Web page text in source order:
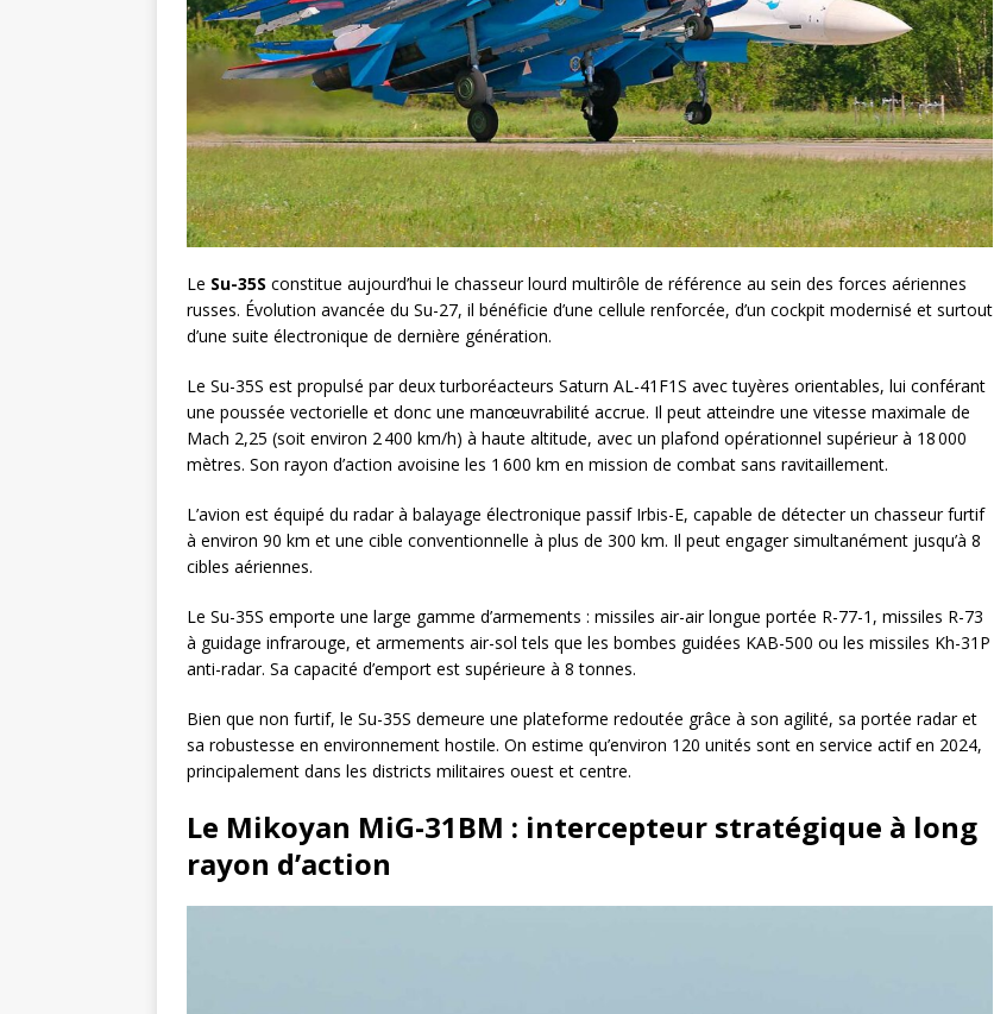
Le Su-35S constitue aujourd’hui le chasseur lourd multirôle de référence au sein des forces aériennes
russes. Évolution avancée du Su-27, il bénéficie d’une cellule renforcée, d’un cockpit modernisé et surtout
d’une suite électronique de dernière génération.
Le Su-35S est propulsé par deux turboréacteurs Saturn AL-41F1S avec tuyères orientables, lui conférant
une poussée vectorielle et donc une manœuvrabilité accrue. Il peut atteindre une vitesse maximale de
Mach 2,25 (soit environ 2 400 km/h) à haute altitude, avec un plafond opérationnel supérieur à 18 000
mètres. Son rayon d’action avoisine les 1 600 km en mission de combat sans ravitaillement.
L’avion est équipé du radar à balayage électronique passif Irbis-E, capable de détecter un chasseur furtif
à environ 90 km et une cible conventionnelle à plus de 300 km. Il peut engager simultanément jusqu’à 8
cibles aériennes.
Le Su-35S emporte une large gamme d’armements : missiles air-air longue portée R-77-1, missiles R-73
à guidage infrarouge, et armements air-sol tels que les bombes guidées KAB-500 ou les missiles Kh-31P
anti-radar. Sa capacité d’emport est supérieure à 8 tonnes.
Bien que non furtif, le Su-35S demeure une plateforme redoutée grâce à son agilité, sa portée radar et
sa robustesse en environnement hostile. On estime qu’environ 120 unités sont en service actif en 2024,
principalement dans les districts militaires ouest et centre.
Le Mikoyan MiG-31BM : intercepteur stratégique à long
rayon d’action